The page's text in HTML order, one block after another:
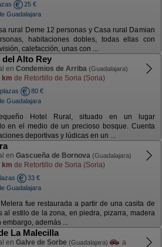
25 €
Guadalajara
rural Deme 12 personas y Casa rural Damian
habitaciones dobles, todas ellas con
calefacción, unas con ...
Alto Rey
en Condemios de Arriba (Guadalajara)
km de Retortillo de Soria (Soria)
80 €
Guadalajara
Hotel Rural, situado en un lugar
en el medio de un precioso bosque. Cuenta
deportivas y lúdicas en un ...
en Gascueña de Bornova (Guadalajara)
km de Retortillo de Soria (Soria)
33 €
Guadalajara
fue restaurada a partir de una casita de
al estilo de la zona, en piedra, pizarra, madera
embargo, además ...
La Malecilla
en Galve de Sorbe (Guadalajara)
a